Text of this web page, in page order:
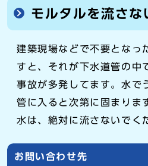
モルタルを流さな
建築現場などで不要となっ
すと、それが下水道管の中
事故が多発してます。水で
管に入ると次第に固まりま
水は、絶対に流さないでく
お問い合わせ先